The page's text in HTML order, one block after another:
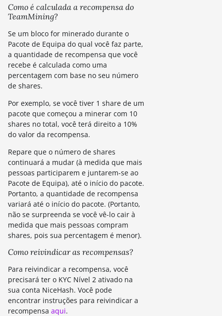
Como é calculada a recompensa do
TeamMining?
Se um bloco for minerado durante o
Pacote de Equipa do qual você faz parte,
a quantidade de recompensa que você
recebe é calculada como uma
percentagem com base no seu número
de shares.
Por exemplo, se você tiver 1 share de um
pacote que começou a minerar com 10
shares no total, você terá direito a 10%
do valor da recompensa.
Repare que o número de shares
continuará a mudar (à medida que mais
pessoas participarem e juntarem-se ao
Pacote de Equipa), até o início do pacote.
Portanto, a quantidade de recompensa
variará até o início do pacote. (Portanto,
não se surpreenda se você vê-lo cair à
medida que mais pessoas compram
shares, pois sua percentagem é menor).
Como reivindicar as recompensas?
Para reivindicar a recompensa, você
precisará ter o KYC Nível 2 ativado na
sua conta NiceHash. Você pode
encontrar instruções para reivindicar a
recompensa aqui.